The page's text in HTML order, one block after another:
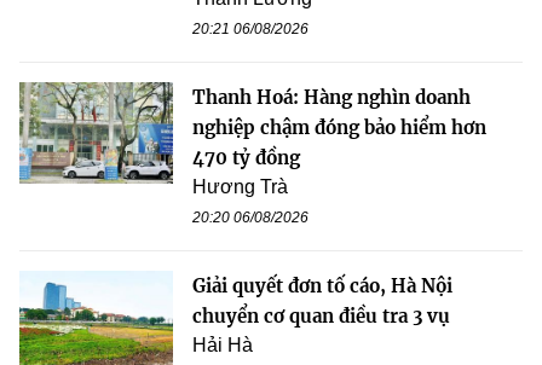
20:21 06/08/2026
Thanh Hoá: Hàng nghìn doanh
nghiệp chậm đóng bảo hiểm hơn
470 tỷ đồng
Hương Trà
20:20 06/08/2026
Giải quyết đơn tố cáo, Hà Nội
chuyển cơ quan điều tra 3 vụ
Hải Hà